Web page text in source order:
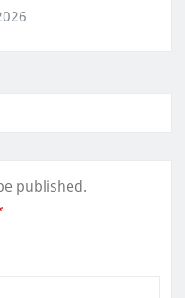
published.